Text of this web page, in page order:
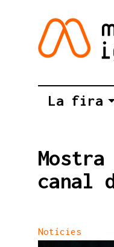
La fira
canal
Notícies